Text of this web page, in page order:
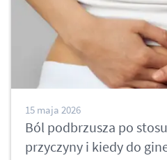
15 maja 2026
Ból podbrzusza po
przyczyny i kiedy do